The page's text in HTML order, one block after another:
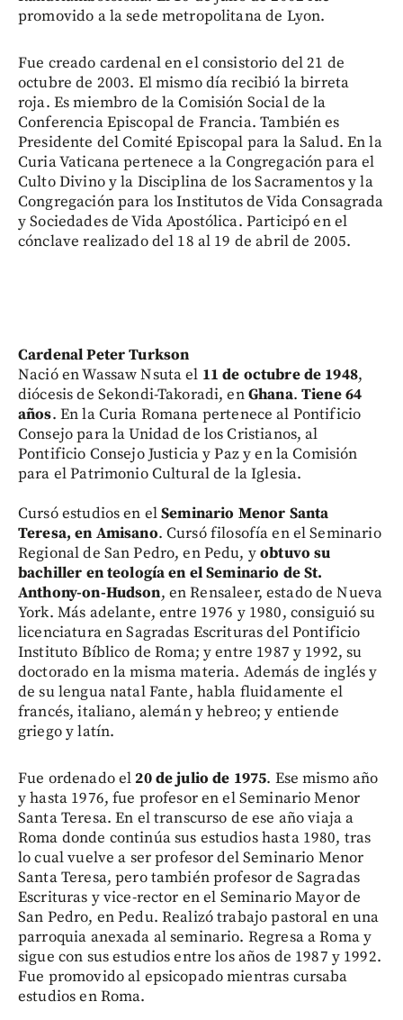
promovido a la sede metropolitana de Lyon.
Fue creado cardenal en el consistorio del 21 de
octubre de 2003. El mismo día recibió la birreta
roja. Es miembro de la Comisión Social de la
Conferencia Episcopal de Francia. También es
Presidente del Comité Episcopal para la Salud. En la
Curia Vaticana pertenece a la Congregación para el
Culto Divino y la Disciplina de los Sacramentos y la
Congregación para los Institutos de Vida Consagrada
y Sociedades de Vida Apostólica. Participó en el
cónclave realizado del 18 al 19 de abril de 2005.
Cardenal Peter Turkson
Nació en Wassaw Nsuta el 11 de octubre de 1948,
diócesis de Sekondi-Takoradi, enGhana.Tiene 64
años. En la Curia Romana pertenece al Pontificio
Consejo para la Unidad de los Cristianos, al
Pontificio Consejo Justicia y Paz y en la Comisión
para el Patrimonio Cultural de la Iglesia.
Cursó estudios en elSeminario Menor Santa
Teresa, en Amisano. Cursó filosofía en el Seminario
Regional de San Pedro, en Pedu, yobtuvo su
bachiller en teología en el Seminario de St.
Anthony-on-Hudson, en Rensaleer, estado de Nueva
York. Más adelante, entre 1976 y 1980, consiguió su
licenciatura en Sagradas Escrituras del Pontificio
Instituto Bíblico de Roma; y entre 1987 y 1992, su
doctorado en la misma materia. Además de inglés y
de su lengua natal Fante, habla fluidamente el
francés, italiano, alemán y hebreo; y entiende
griego y latín.
Fue ordenado el20 de julio de 1975. Ese mismo año
y hasta 1976, fue profesor en el Seminario Menor
Santa Teresa. En el transcurso de ese año viaja a
Roma donde continúa sus estudios hasta 1980, tras
lo cual vuelve a ser profesor del Seminario Menor
Santa Teresa, pero también profesor de Sagradas
Escrituras y vice-rector en el Seminario Mayor de
San Pedro, en Pedu. Realizó trabajo pastoral en una
parroquia anexada al seminario. Regresa a Roma y
sigue con sus estudios entre los años de 1987 y 1992.
Fue promovido al epsicopado mientras cursaba
estudios en Roma.